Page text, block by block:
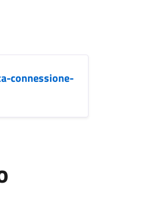
connessione-